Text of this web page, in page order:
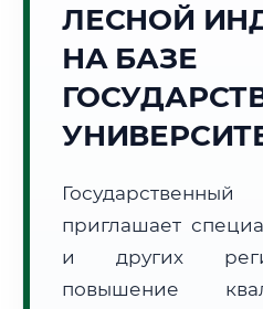
Четверг, 6
2026
🌅 Восход:05:48
Световой день:
📍 Региональная справка
Субъект:
Тел. код:
Почтовые индексы:
ЛЕСНОЙ
НА БАЗЕ
приглашает
и других
повышение